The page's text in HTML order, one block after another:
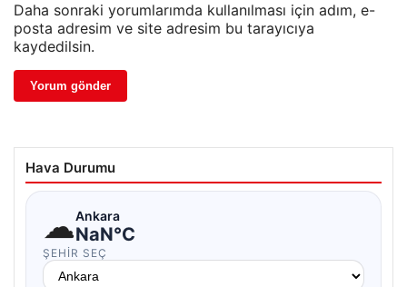
Daha sonraki yorumlarımda kullanılması için adım, e-
posta adresim ve site adresim bu tarayıcıya
kaydedilsin.
Hava Durumu
☁Ankara
NaN°C
ŞEHIR SEÇ